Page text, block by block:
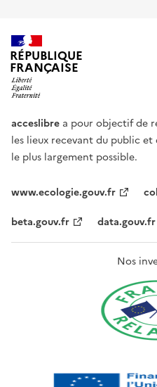
RÉPUBLIQUE
FRANÇAISE
acceslibre a pour objectif de
les lieux recevant du public
le plus largement possible.
www.ecologie.gouv.fr
beta.gouv.fr
data.gouv.fr
Nos